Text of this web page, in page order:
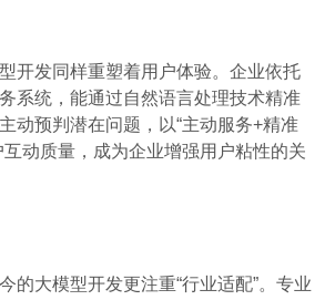
开发同样重塑着用户体验。企业依托
系统，能通过自然语言处理技术精准
动预判潜在问题，以“主动服务+精准
互动质量，成为企业增强用户粘性的关
的大模型开发更注重“行业适配”。专业